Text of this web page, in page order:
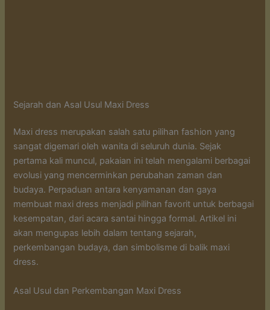
Sejarah dan Asal Usul Maxi Dress
Maxi dress merupakan salah satu pilihan fashion yang
sangat digemari oleh wanita di seluruh dunia. Sejak
pertama kali muncul, pakaian ini telah mengalami berbagai
evolusi yang mencerminkan perubahan zaman dan
budaya. Perpaduan antara kenyamanan dan gaya
membuat maxi dress menjadi pilihan favorit untuk berbagai
kesempatan, dari acara santai hingga formal. Artikel ini
akan mengupas lebih dalam tentang sejarah,
perkembangan budaya, dan simbolisme di balik maxi
dress.
Asal Usul dan Perkembangan Maxi Dress